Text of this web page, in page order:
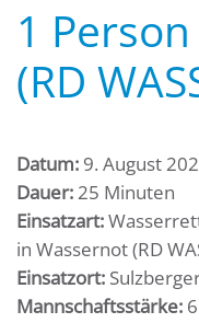
1
(RD
Datum: 9. August
Dauer:25 Minuten
Einsatzart:
in Wassernot (RD
Einsatzort:
Mannschaftsstärke: 6